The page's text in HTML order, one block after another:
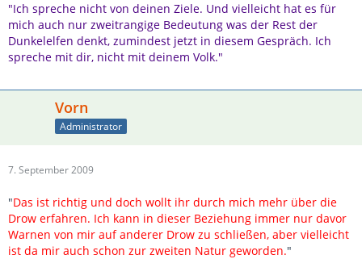
"Ich spreche nicht von deinen Ziele. Und vielleicht hat es für
mich auch nur zweitrangige Bedeutung was der Rest der
Dunkelelfen denkt, zumindest jetzt in diesem Gespräch. Ich
spreche mit dir, nicht mit deinem Volk."
Vorn
Administrator
7. September 2009
"Das ist richtig und doch wollt ihr durch mich mehr über die
Drow erfahren. Ich kann in dieser Beziehung immer nur davor
Warnen von mir auf anderer Drow zu schließen, aber vielleicht
ist da mir auch schon zur zweiten Natur geworden."